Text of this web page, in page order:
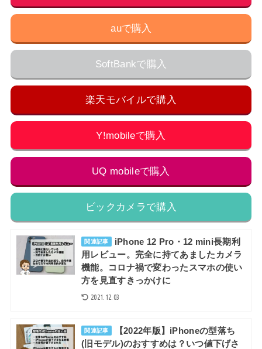
auで購入
SoftBankで購入
楽天モバイルで購入
Y!mobileで購入
UQ mobileで購入
ビックカメラで購入
関連記事
iPhone 12 Pro・12 mini長期利
用レビュー。完全に持てあましたカメラ
機能。コロナ禍で変わったスマホの使い
方を見直すきっかけに
2021.12.03
関連記事
【2022年版】iPhoneの型落ち
(旧モデル)のおすすめは？いつ値下げさ